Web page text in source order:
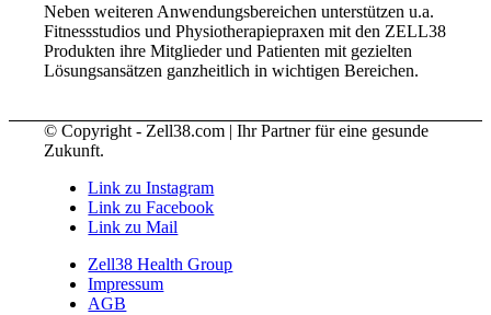
Neben weiteren Anwendungsbereichen unterstützen u.a.
Fitnessstudios und Physiotherapiepraxen mit den ZELL38
Produkten ihre Mitglieder und Patienten mit gezielten
Lösungsansätzen ganzheitlich in wichtigen Bereichen.
© Copyright - Zell38.com | Ihr Partner für eine gesunde
Zukunft.
Link zu Instagram
Link zu Facebook
Link zu Mail
Zell38 Health Group
Impressum
AGB